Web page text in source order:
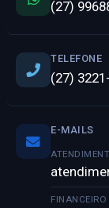
(27)
TELEFONE
(27)
E-MAILS
FINANCEIRO